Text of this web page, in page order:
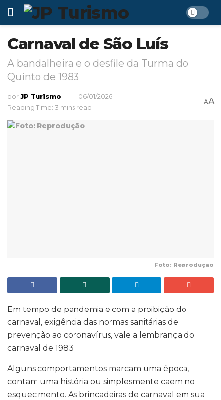
Carnaval de São Luís
A bandalheira e o desfile da Turma do
Quinto de 1983
porJP Turismo
06/01/2026
Reading Time: 3 mins read
AA
Foto: Reprodução
Em tempo de pandemia e com a proibição do
carnaval, exigência das normas sanitárias de
prevenção ao coronavírus, vale a lembrança do
carnaval de 1983.
Alguns comportamentos marcam uma época,
contam uma história ou simplesmente caem no
esquecimento. As brincadeiras de carnaval em sua